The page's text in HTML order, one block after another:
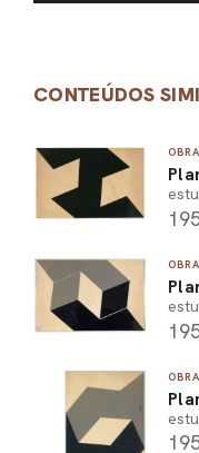
CONTEÚDOS
OBRA
OBRA
OBRA